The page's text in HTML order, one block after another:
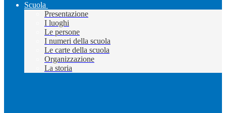
Scuola
Presentazione
I luoghi
Le persone
I numeri della scuola
Le carte della scuola
Organizzazione
La storia